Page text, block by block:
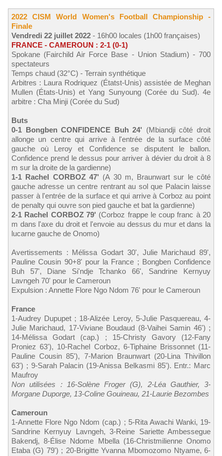
2022 CISM World Women's Football Championship -
Finale
Vendredi 22 juillet 2022 - 16h00 locales (1h00 françaises)
FRANCE - CAMEROUN : 2-1 (0-1)
Spokane (Fairchild Air Force Base - Union Stadium) - 700
spectateurs
Temps chaud (32°C) - Terrain synthétique
Arbitres : Laura Rodriquez (Étatst-Unis) assistée de Meghan
Mullen (États-Unis) et Yang Sunyoung (Corée du Sud). 4e
arbitre : Cha Minji (Corée du Sud)
Buts
0-1 Bongben CONFIDENCE Buh 24' (Mbiandji côté droit
allonge un centre qui arrive à l'entrée de la surface côté
gauche où Leroy et Confidence se disputent le ballon.
Confidence prend le dessus pour arriver à dévier du droit à 8
m sur la droite de la gardienne)
1-1 Rachel CORBOZ 47' (A 30 m, Braunwart sur le côté
gauche adresse un centre rentrant au sol que Palacin laisse
passer à l'entrée de la surface et qui arrive à Corboz au point
de penalty qui ouvre son pied gauche et bat la gardienne)
2-1 Rachel CORBOZ 79' (Corboz frappe le coup franc à 20
m dans l'axe du droit et l'envoie au dessus du mur et dans la
lucarne gauche de Onomo)
Avertissements : Mélissa Godart 30', Julie Marichaud 89',
Pauline Cousin 90+8' pour la France ; Bongben Confidence
Buh 57', Diane Si'ndje Tchanko 66', Sandrine Kernyuy
Lavngeh 70' pour le Cameroun
Expulsion : Annette Flore Ngo Ndom 76' pour le Cameroun
France
1-Audrey Dupupet ; 18-Alizée Leroy, 5-Julie Pasquereau, 4-
Julie Marichaud, 17-Viviane Boudaud (8-Vaihei Samin 46') ;
14-Mélissa Godart (cap.) ; 15-Christy Gavory (12-Fany
Proniez 63'), 10-Rachel Corboz, 6-Tiphaine Brissonnet (11-
Pauline Cousin 85'), 7-Marion Braunwart (20-Lina Thivillon
63') ; 9-Sarah Palacin (19-Anissa Belkasmi 85'). Entr.: Marc
Maufroy
Non utilisées : 16-Solène Froger (G), 2-Léa Gauthier, 3-
Morgane Duporge, 13-Coline Gouineau, 21-Laurie Bezombes
Cameroun
1-Annette Flore Ngo Ndom (cap.) ; 5-Rita Awachi Wanki, 19-
Sandrine Kernyuy Lavngeh, 3-Reine Sariette Ambessegue
Bakendj, 8-Élise Ndome Mbella (16-Christmilienne Onomo
Etaba (G) 79') ; 20-Brigitte Yvanna Mbomozomo Ntyame, 6-